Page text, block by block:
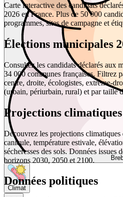
Climat
Carte interactive des candidats
2026 en France. Plus de 50 000
programmes, sites de campagne et
Élections municipales
Consultez les candidats déclarés aux
34 000 communes françaises. Filtrez
centre, droite, écologistes, extrême-
(urbain, périurbain, rural) et par taille
Projections
Découvrez les projections climatiques
canicule, température estivale,
sécheresses des sols. Données
horizons 2030, 2050 et 2100.
Données politiques